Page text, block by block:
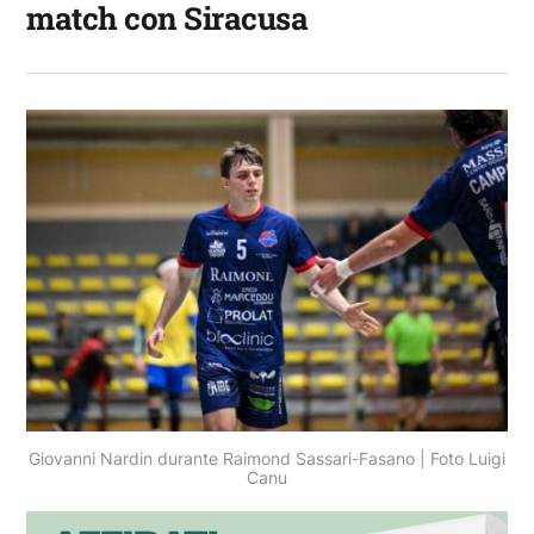
match con Siracusa
Giovanni Nardin durante Raimond Sassari-Fasano | Foto Luigi
Canu